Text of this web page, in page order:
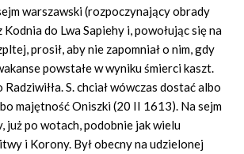
warszawski (rozpoczynający obrady
do Lwa Sapiehy i, powołując się na
prosił, aby nie zapomniał o nim, gdy
powstałe w wyniku śmierci kaszt.
S. chciał wówczas dostać albo
majętność Oniszki (20 II 1613). Na sejm
już po wotach, podobnie jak wielu
i Korony. Był obecny na udzielonej